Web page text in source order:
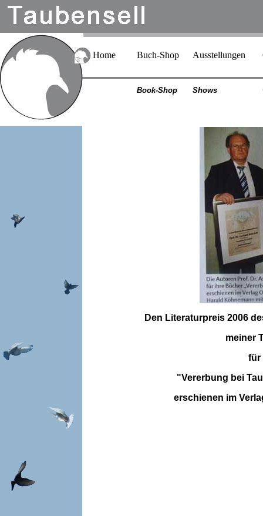
Home Buch-Shop Ausstellungen
Book-Shop Shows
Den Literaturpreis 2006
meiner
für
"Vererbung bei
erschienen im